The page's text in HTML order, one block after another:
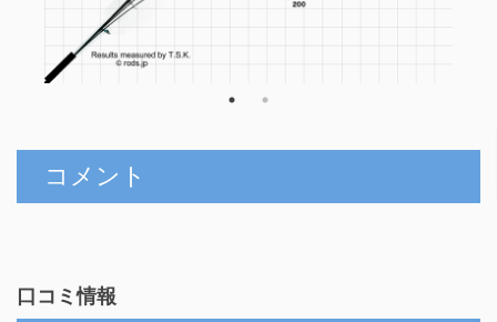
コメント
口コミ情報